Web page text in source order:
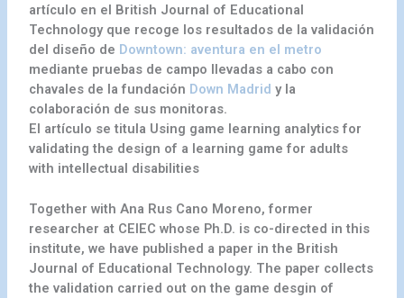
artículo en el British Journal of Educational
Technology que recoge los resultados de la validación
del diseño de Downtown: aventura en el metro
mediante pruebas de campo llevadas a cabo con
chavales de la fundación Down Madrid y la
colaboración de sus monitoras.
El artículo se titula Using game learning analytics for
validating the design of a learning game for adults
with intellectual disabilities
Together with Ana Rus Cano Moreno, former
researcher at CEIEC whose Ph.D. is co-directed in this
institute, we have published a paper in the British
Journal of Educational Technology. The paper collects
the validation carried out on the game desgin of